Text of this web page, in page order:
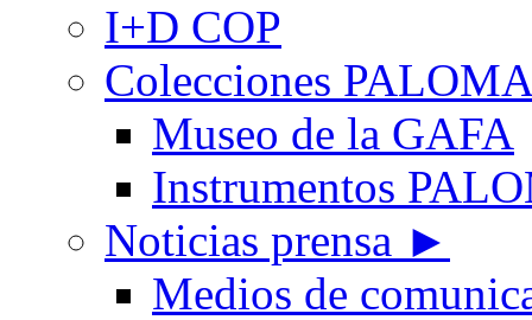
I+D COP
Colecciones
Museo de la GAFA
Instrumentos
Noticias prensa ►
Medios de